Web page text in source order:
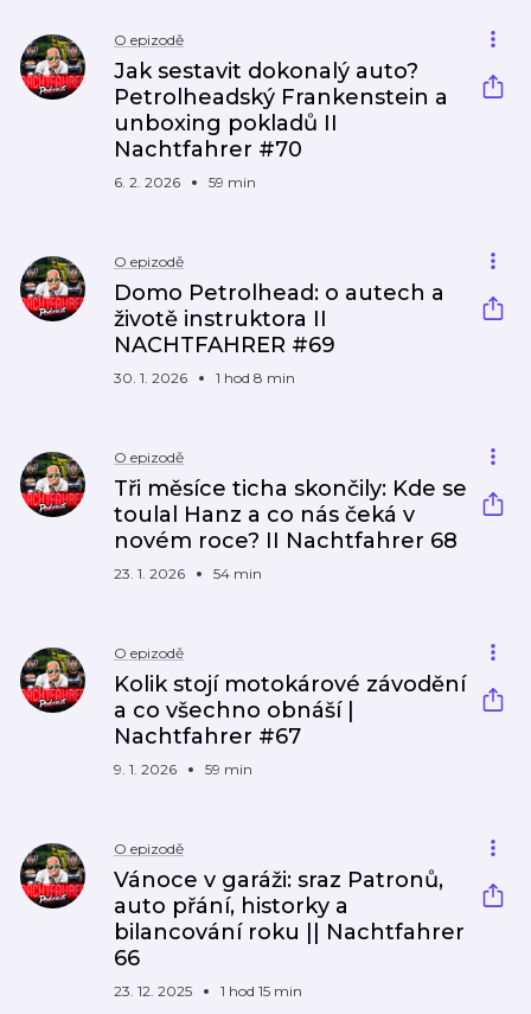
O epizodě
Jak sestavit dokonalý auto?
Petrolheadský Frankenstein a
unboxing pokladů II
Nachtfahrer #70
6. 2. 2026 59 min
O epizodě
Domo Petrolhead: o autech a
životě instruktora II
NACHTFAHRER #69
30. 1. 2026 1 hod 8 min
O epizodě
Tři měsíce ticha skončily: Kde se
toulal Hanz a co nás čeká v
novém roce? II Nachtfahrer 68
23. 1. 2026 54 min
O epizodě
Kolik stojí motokárové závodění
a co všechno obnáší |
Nachtfahrer #67
9. 1. 2026 59 min
O epizodě
Vánoce v garáži: sraz Patronů,
auto přání, historky a
bilancování roku || Nachtfahrer
66
23. 12. 2025 1 hod 15 min